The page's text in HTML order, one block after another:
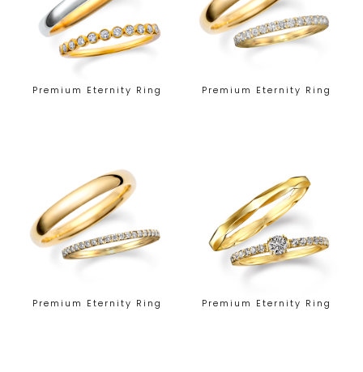
Premium Eternity Ring Premium Eternity Ring
Premium Eternity Ring Premium Eternity Ring